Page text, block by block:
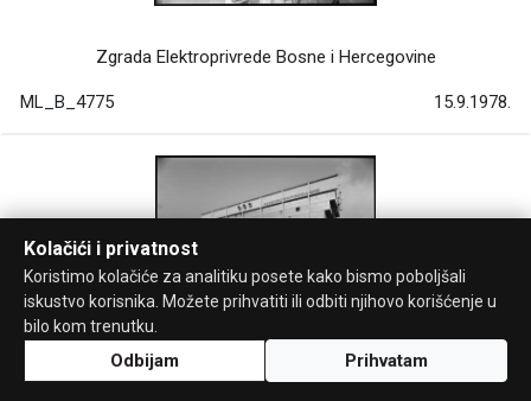
Zgrada Elektroprivrede Bosne i Hercegovine
ML_B_4775 15.9.1978.
Kolačići i privatnost
Koristimo kolačiće za analitiku posete kako bismo poboljšali
iskustvo korisnika. Možete prihvatiti ili odbiti njihovo korišćenje u
bilo kom trenutku.
Odbijam Prihvatam